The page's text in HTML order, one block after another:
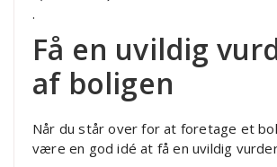
.
Få en uvildig
af boligen
Når du står over for at foretage et
være en god idé at få en uvildig